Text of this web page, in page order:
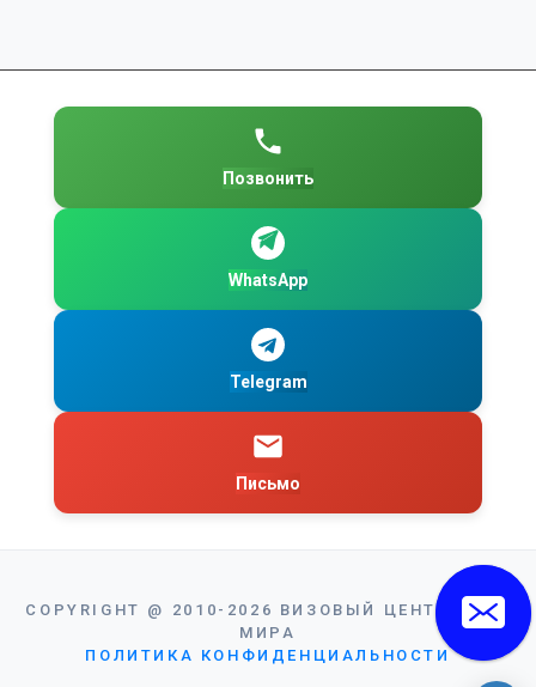
Позвонить
WhatsApp
Telegram
Письмо
COPYRIGHT @ 2010-2026 ВИЗОВЫЙ ЦЕНТР ВИЗА
МИРА
ПОЛИТИКА КОНФИДЕНЦИАЛЬНОСТИ